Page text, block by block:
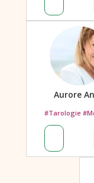
Aurore
#Tarologie